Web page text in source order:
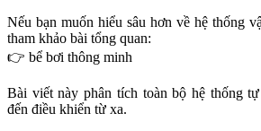
Nếu bạn muốn hiểu sâu hơn về hệ thống
tham khảo bài tổng quan:
👉 bể bơi thông minh
Bài viết này phân tích toàn bộ hệ thống
đến điều khiển từ xa.